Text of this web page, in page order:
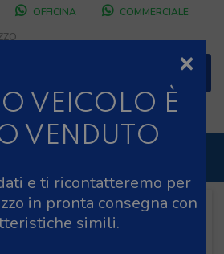
OFFICINA
COMMERCIALE
PER PAUSA ESTIVA DALL'8
DI AGOSTO SIAMO CHIUSI IL
POMERIGGIO
×
VEICOLO È
VENDUTO
e ti ricontatteremo per
in pronta consegna con
simili.